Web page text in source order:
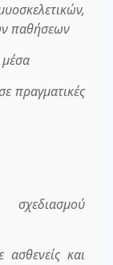
παθήσεων
πραγματικές
σχεδιασμού
ασθενείς και